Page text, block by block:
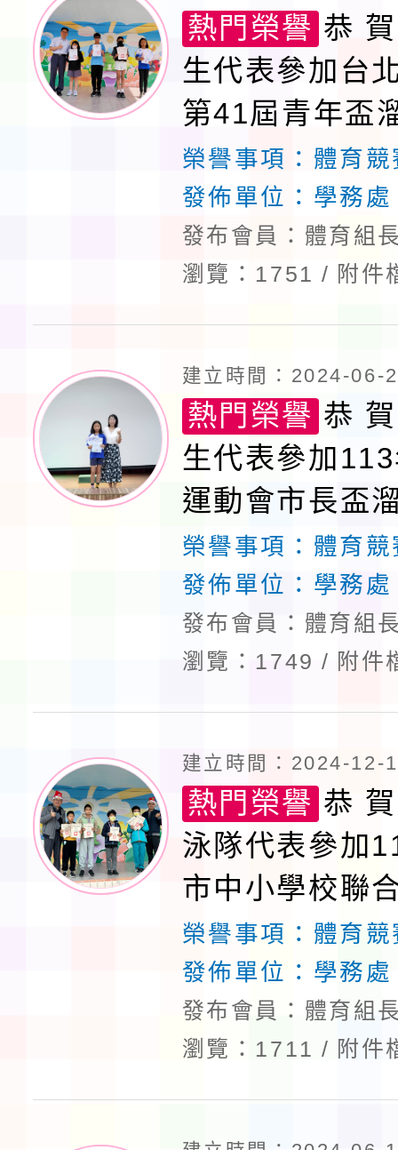
熱門榮譽 恭
生代表參加台
第41屆青年盃
榮獲佳績
榮譽事項： 體育競
發佈單位： 學務處
發布會員：體育組
瀏覽：1751
附件
建立時間：2024-06-
熱門榮譽 恭
生代表參加
運動會市長盃
榮獲佳績
榮譽事項： 體育競
發佈單位： 學務處
發布會員：體育組
瀏覽：1749
附件
建立時間：2024-12-
熱門榮譽 恭
泳隊代表參加
市中小學校聯
鎮區選拔賽榮
榮譽事項： 體育競
發佈單位： 學務處
發布會員：體育組
瀏覽：1711
附件